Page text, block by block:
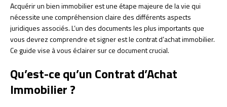
Acquérir un bien immobilier est une étape majeure de la vie qui
nécessite une compréhension claire des différents aspects
juridiques associés. L’un des documents les plus importants que
vous devrez comprendre et signer est le contrat d’achat immobilier.
Ce guide vise à vous éclairer sur ce document crucial.
Qu’est-ce qu’un Contrat d’Achat
Immobilier ?